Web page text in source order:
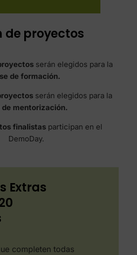
de proyectos
serán elegidos para la
de formación.
serán elegidos para la
de mentorización.
finalistasparticipan en el
DemoDay.
Extras
completen todas